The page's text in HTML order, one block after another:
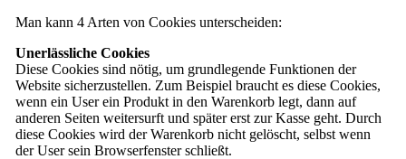
Man kann 4 Arten von Cookies unterscheiden:
Unerlässliche Cookies
Diese Cookies sind nötig, um grundlegende Funktionen der
Website sicherzustellen. Zum Beispiel braucht es diese Cookies,
wenn ein User ein Produkt in den Warenkorb legt, dann auf
anderen Seiten weitersurft und später erst zur Kasse geht. Durch
diese Cookies wird der Warenkorb nicht gelöscht, selbst wenn
der User sein Browserfenster schließt.